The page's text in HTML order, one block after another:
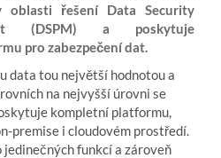
oblasti řešení Data Security
(DSPM) a poskytuje
pro zabezpečení dat.
data tou největší hodnotou a
na nejvyšší úrovni se
kompletní platformu,
premise i cloudovém prostředí.
funkcí a zároveň